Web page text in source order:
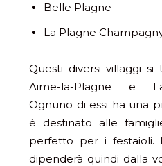
Belle Plagne
La Plagne
Questi diversi villaggi
Aime-la-Plagne e
Ognuno di essi ha una
è destinato alle
perfetto per i festaioli.
dipenderà quindi dalla